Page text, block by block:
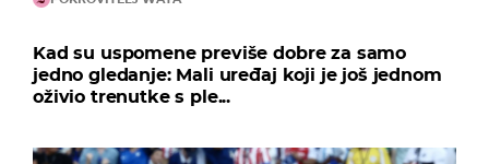
Kad su uspomene previše dobre za samo
jedno gledanje: Mali uređaj koji je još jednom
oživio trenutke s ple...